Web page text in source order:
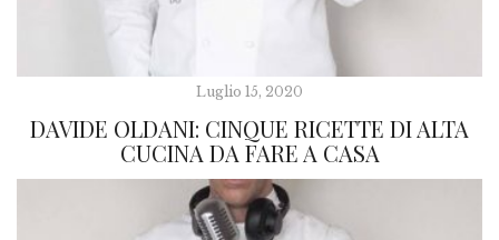
Luglio 15, 2020
DAVIDE OLDANI: CINQUE RICETTE DI ALTA
CUCINA DA FARE A CASA